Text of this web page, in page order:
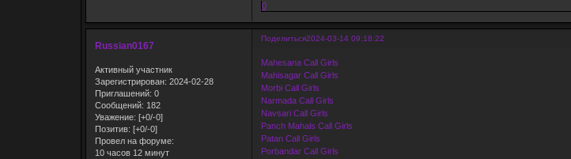
0
Поделиться2024-03-14 09:18:22
Russian0167
Активный участник
Зарегистрирован: 2024-02-28
Приглашений: 0
Сообщений: 182
Уважение: [+0/-0]
Позитив: [+0/-0]
Провел на форуме:
10 часов 12 минут
Mahesana Call Girls
Mahisagar Call Girls
Morbi Call Girls
Narmada Call Girls
Navsari Call Girls
Panch Mahals Call Girls
Patan Call Girls
Porbandar Call Girls